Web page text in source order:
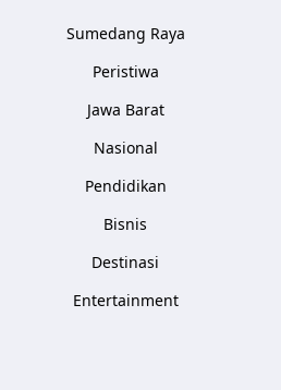
Sumedang Raya
Peristiwa
Jawa Barat
Nasional
Pendidikan
Bisnis
Destinasi
Entertainment